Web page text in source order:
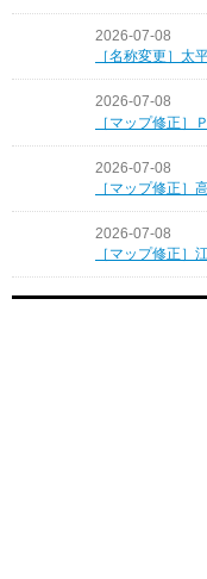
2026-07-08
［名称変更］太
2026-07-08
［マップ修正］
2026-07-08
［マップ修正］
2026-07-08
［マップ修正］